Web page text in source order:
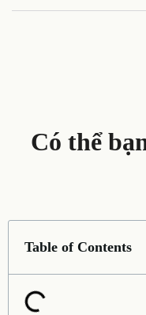
Có thể
Table of Contents